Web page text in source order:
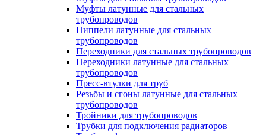
Муфты латунные для стальных
трубопроводов
Ниппели латунные для стальных
трубопроводов
Переходники для стальных трубопроводов
Переходники латунные для стальных
трубопроводов
Пресс-втулки для труб
Резьбы и сгоны латунные для стальных
трубопроводов
Тройники для трубопроводов
Трубки для подключения радиаторов